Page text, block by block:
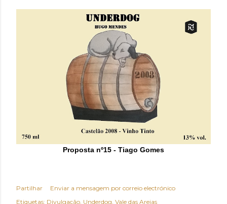
Proposta nº15 - Tiago Gomes
Partilhar
Enviar a mensagem por correio electrónico
Etiquetas: Divulgação Underdog Vale das Areias